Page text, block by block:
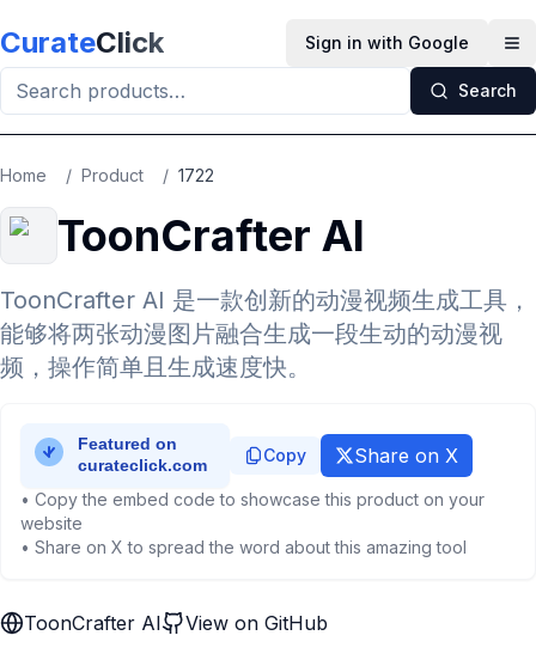
CurateClick Sign in with Google
Search
Home / Product / 1722
ToonCrafter AI
ToonCrafter AI 是一款创新的动漫视频生成工具，
能够将两张动漫图片融合生成一段生动的动漫视
频，操作简单且生成速度快。
Copy Share on X
• Copy the embed code to showcase this product on your
website
• Share on X to spread the word about this amazing tool
ToonCrafter AI View on GitHub